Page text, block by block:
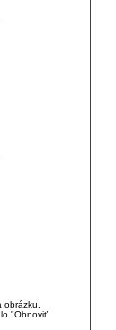
"Obnoviť